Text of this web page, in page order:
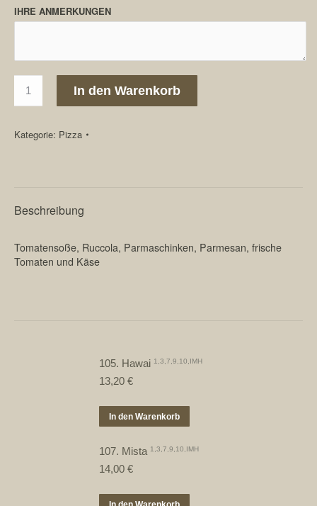
IHRE ANMERKUNGEN
Rucola
e
1,3,7
In den Warenkorb
Kategorie: Pizza
Beschreibung
Tomatensoße, Ruccola, Parmaschinken, Parmesan, frische
Tomaten und Käse
105. Hawai 1,3,7,9,10,IMH
13,20 €
In den Warenkorb
107. Mista 1,3,7,9,10,IMH
14,00 €